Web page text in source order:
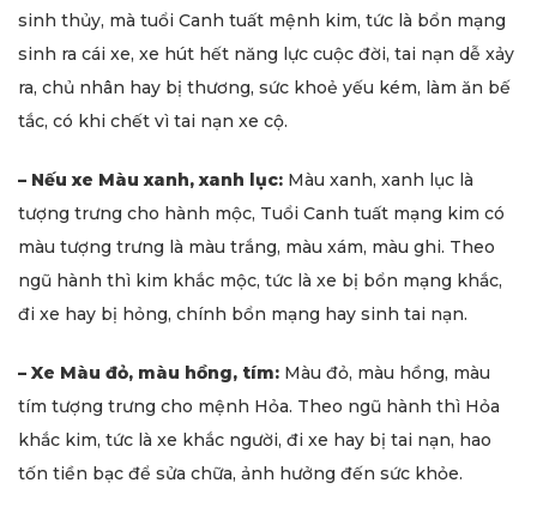
sinh thủy, mà tuổi Canh tuất mệnh kim, tức là bổn mạng
sinh ra cái xe, xe hút hết năng lực cuộc đời, tai nạn dễ xảy
ra, chủ nhân hay bị thương, sức khoẻ yếu kém, làm ăn bế
tắc, có khi chết vì tai nạn xe cộ.
– Nếu xe Màu xanh, xanh lục: Màu xanh, xanh lục là
tượng trưng cho hành mộc, Tuổi Canh tuất mạng kim có
màu tượng trưng là màu trắng, màu xám, màu ghi. Theo
ngũ hành thì kim khắc mộc, tức là xe bị bổn mạng khắc,
đi xe hay bị hỏng, chính bổn mạng hay sinh tai nạn.
– Xe Màu đỏ, màu hồng, tím: Màu đỏ, màu hồng, màu
tím tượng trưng cho mệnh Hỏa. Theo ngũ hành thì Hỏa
khắc kim, tức là xe khắc người, đi xe hay bị tai nạn, hao
tốn tiền bạc để sửa chữa, ảnh hưởng đến sức khỏe.